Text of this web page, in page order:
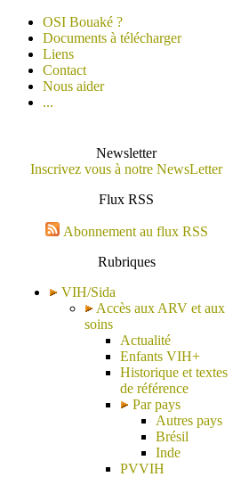
OSI Bouaké ?
Documents à télécharger
Liens
Contact
Nous aider
...
Newsletter
Inscrivez vous à notre NewsLetter
Flux RSS
Abonnement au flux RSS
Rubriques
VIH/Sida
Accès aux ARV et aux
soins
Actualité
Enfants VIH+
Historique et textes
de référence
Par pays
Autres pays
Brésil
Inde
PVVIH